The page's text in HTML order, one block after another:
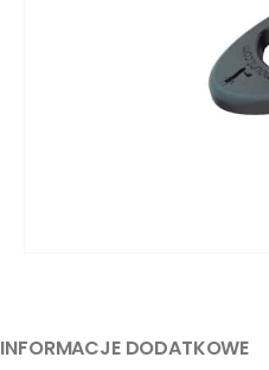
INFORMACJE DODATKOWE